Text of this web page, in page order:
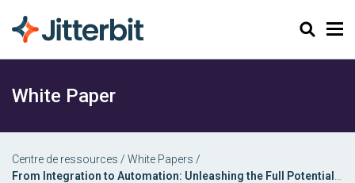
Chercher
White Paper
Centre de ressources / White Papers /
From Integration to Automation: Unleashing the Full Potential